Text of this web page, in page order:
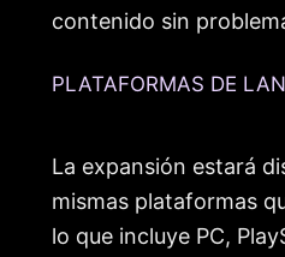
contenido sin
PLATAFORMAS DE
La expansión estará
mismas plataformas
lo que incluye PC,